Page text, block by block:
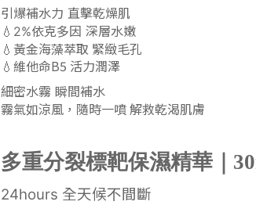
引爆補水力 直擊乾燥肌
💧2%依克多因 深層水嫩
💧黃金海藻萃取 緊緻毛孔
💧維他命B5 活力潤澤
細密水霧 瞬間補水
霧氣如涼風，隨時一噴 解救乾渴肌膚
多重分裂標靶保濕精華｜
24hours 全天候不間斷